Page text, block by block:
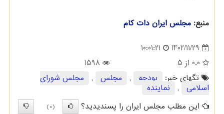
منبع: مجلس ایران دات كام
1402/11/29
10:01:21
0.0 از 5
1598
تگهای خبر:
بودجه , مجلس ,
مجلس شورای
اسلامی
,
نماینده
این مطلب مجلس ایران را پسندیدید؟
(0)